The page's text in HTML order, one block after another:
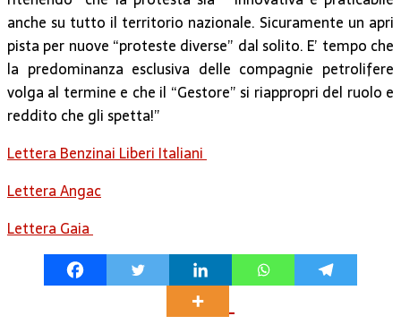
anche su tutto il territorio nazionale. Sicuramente un apri
pista per nuove “proteste diverse” dal solito. E’ tempo che
la predominanza esclusiva delle compagnie petrolifere
volga al termine e che il “Gestore” si riappropri del ruolo e
reddito che gli spetta!”
Lettera Benzinai Liberi Italiani
Lettera Angac
Lettera Gaia